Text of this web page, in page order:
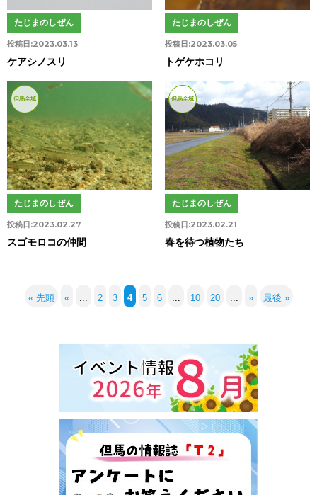
投稿日:2023.03.13
たじまのしぜん
ケアシノスリ
投稿日:2023.03.05
たじまのしぜん
トゲケホコリ
但馬全域
投稿日:2023.02.27
たじまのしぜん
スゴモロコの仲間
但馬全域
投稿日:2023.02.21
たじまのしぜん
春を待つ植物たち
« 先頭 « 2 3 4 5 6 10 20 » 最後 »